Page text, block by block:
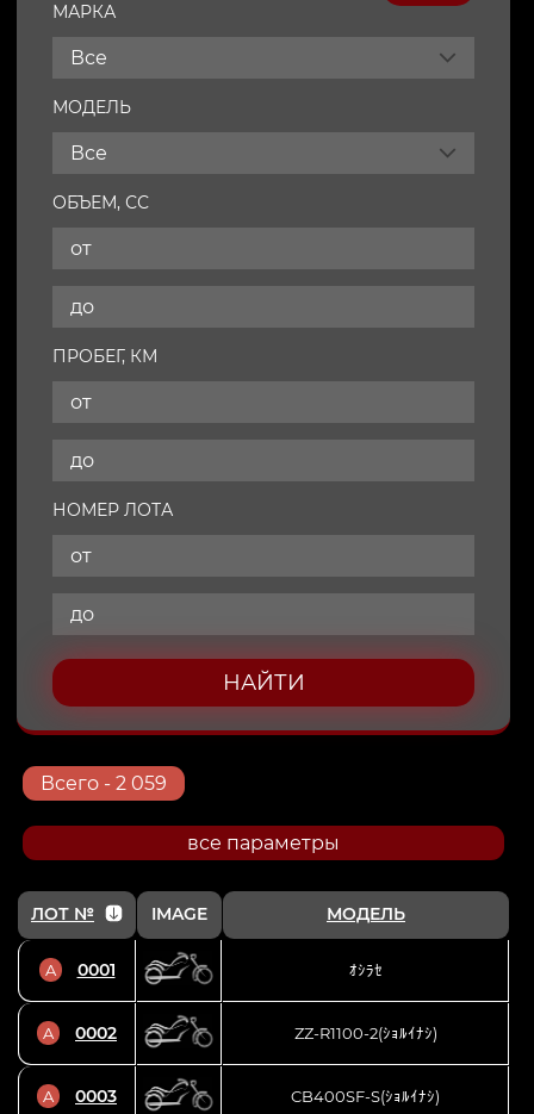
МАРКА
Все
МОДЕЛЬ
Все
ОБЪЕМ, СС
ПРОБЕГ, КМ
НОМЕР ЛОТА
НАЙТИ
Всего - 2 059
все параметры
ЛОТ № IMAGE МОДЕЛЬ
A 0001 ｵｼﾗｾ
A 0002 ZZ-R1100-2(ｼｮﾙｲﾅｼ)
A 0003 CB400SF-S(ｼｮﾙｲﾅｼ)